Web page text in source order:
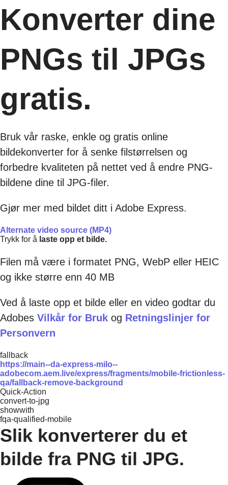
Konverter dine
PNGs til JPGs
gratis.
Bruk vår raske, enkle og gratis online
bildekonverter for å senke filstørrelsen og
forbedre kvaliteten på nettet ved å endre PNG-
bildene dine til JPG-filer.
Gjør mer med bildet ditt i Adobe Express.
Alternate video source (MP4)
Trykk for å laste opp et bilde.
Filen må være i formatet PNG, WebP eller HEIC
og ikke større enn 40 MB
Ved å laste opp et bilde eller en video godtar du
Adobes Vilkår for Bruk og Retningslinjer for
Personvern
fallback
https://main--da-express-milo--
adobecom.aem.live/express/fragments/mobile-frictionless-
qa/fallback-remove-background
Quick-Action
convert-to-jpg
showwith
fqa-qualified-mobile
Slik konverterer du et
bilde fra PNG til JPG.